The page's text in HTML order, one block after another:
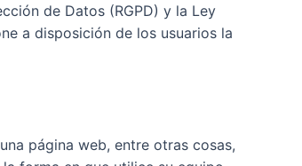
de Datos (RGPD) y la Ley
a disposición de los usuarios la
página web, entre otras cosas,